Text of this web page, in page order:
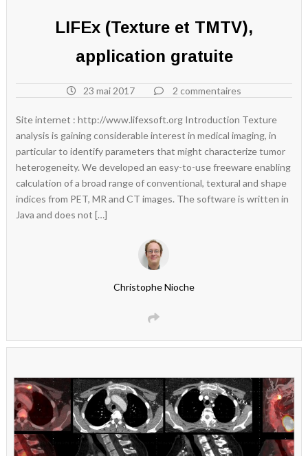
LIFEx (Texture et TMTV),
application gratuite
23 mai 2017 2 commentaires
Site internet : http://www.lifexsoft.org Introduction Texture
analysis is gaining considerable interest in medical imaging, in
particular to identify parameters that might characterize tumor
heterogeneity. We developed an easy-to-use freeware enabling
calculation of a broad range of conventional, textural and shape
indices from PET, MR and CT images. The software is written in
Java and does not […]
Christophe Nioche